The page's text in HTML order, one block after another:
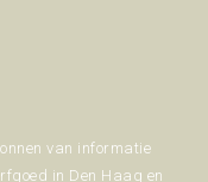
van informatie
in Den Haag en